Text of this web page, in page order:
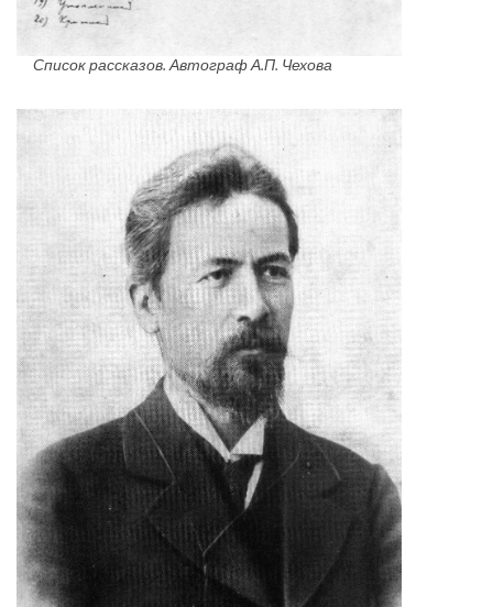
Список рассказов. Автограф А.П. Чехова